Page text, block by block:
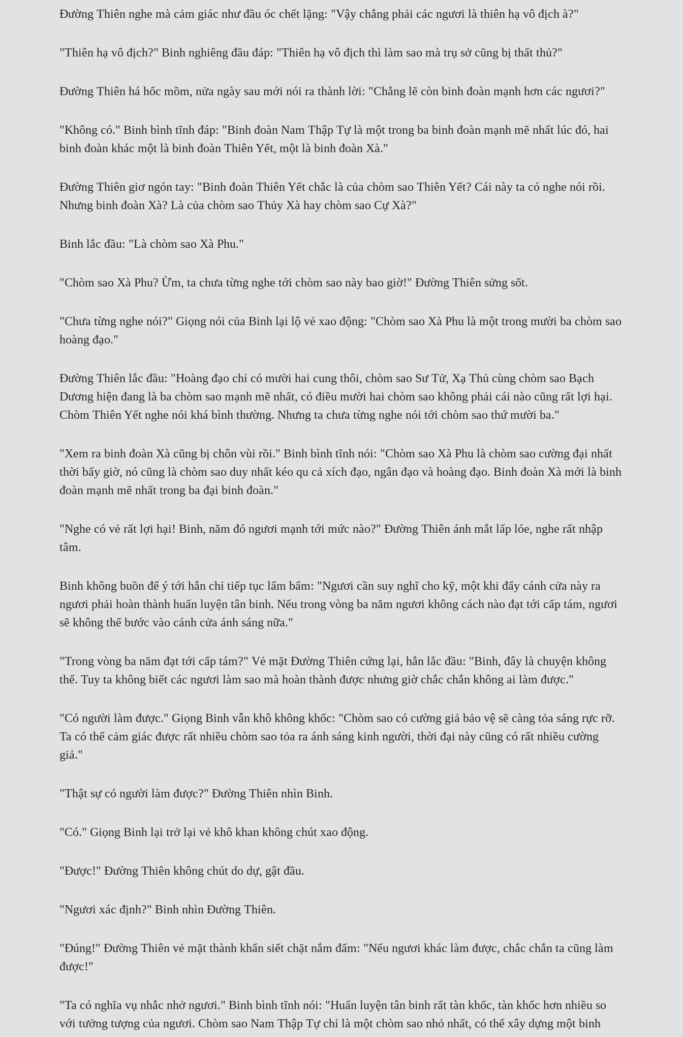
Đường Thiên nghe mà cảm giác như đầu óc chết lặng: "Vậy chẳng phải các ngươi là thiên hạ vô địch à?"
"Thiên hạ vô địch?" Binh nghiêng đầu đáp: "Thiên hạ vô địch thì làm sao mà trụ sở cũng bị thất thủ?"
Đường Thiên há hốc mồm, nửa ngày sau mới nói ra thành lời: "Chẳng lẽ còn binh đoàn mạnh hơn các ngươi?"
"Không có." Binh bình tĩnh đáp: "Binh đoàn Nam Thập Tự là một trong ba binh đoàn mạnh mẽ nhất lúc đó, hai
binh đoàn khác một là binh đoàn Thiên Yết, một là binh đoàn Xà."
Đường Thiên giơ ngón tay: "Binh đoàn Thiên Yết chắc là của chòm sao Thiên Yết? Cái này ta có nghe nói rồi.
Nhưng binh đoàn Xà? Là của chòm sao Thủy Xà hay chòm sao Cự Xà?"
Binh lắc đầu: "Là chòm sao Xà Phu."
"Chòm sao Xà Phu? Ừm, ta chưa từng nghe tới chòm sao này bao giờ!" Đường Thiên sửng sốt.
"Chưa từng nghe nói?" Giọng nói của Binh lại lộ vẻ xao động: "Chòm sao Xà Phu là một trong mười ba chòm sao
hoàng đạo."
Đường Thiên lắc đầu: "Hoàng đạo chỉ có mười hai cung thôi, chòm sao Sư Tử, Xạ Thủ cùng chòm sao Bạch
Dương hiện đang là ba chòm sao mạnh mẽ nhất, có điều mười hai chòm sao không phải cái nào cũng rất lợi hại.
Chòm Thiên Yết nghe nói khá bình thường. Nhưng ta chưa từng nghe nói tới chòm sao thứ mười ba."
"Xem ra binh đoàn Xà cũng bị chôn vùi rồi." Binh bình tĩnh nói: "Chòm sao Xà Phu là chòm sao cường đại nhất
thời bấy giờ, nó cũng là chòm sao duy nhất kéo qu cả xích đạo, ngân đạo và hoàng đạo. Binh đoàn Xà mới là binh
đoàn mạnh mẽ nhất trong ba đại binh đoàn."
"Nghe có vẻ rất lợi hại! Binh, năm đó ngươi mạnh tới mức nào?" Đường Thiên ánh mắt lấp lóe, nghe rất nhập
tâm.
Binh không buồn để ý tới hắn chỉ tiếp tục lẩm bẩm: "Ngươi cần suy nghĩ cho kỹ, một khi đẩy cánh cửa này ra
ngươi phải hoàn thành huấn luyện tân binh. Nếu trong vòng ba năm ngươi không cách nào đạt tới cấp tám, ngươi
sẽ không thể bước vào cánh cửa ánh sáng nữa."
"Trong vòng ba năm đạt tới cấp tám?" Vẻ mặt Đường Thiên cứng lại, hắn lắc đầu: "Binh, đây là chuyện không
thể. Tuy ta không biết các ngươi làm sao mà hoàn thành được nhưng giờ chắc chắn không ai làm được."
"Có người làm được." Giọng Binh vẫn khô không khốc: "Chòm sao có cường giả bảo vệ sẽ càng tỏa sáng rực rỡ.
Ta có thể cảm giác được rất nhiều chòm sao tỏa ra ánh sáng kinh người, thời đại này cũng có rất nhiều cường
giả."
"Thật sự có người làm được?" Đường Thiên nhìn Binh.
"Có." Giọng Binh lại trở lại vẻ khô khan không chút xao động.
"Được!" Đường Thiên không chút do dự, gật đầu.
"Ngươi xác định?" Binh nhìn Đường Thiên.
"Đúng!" Đường Thiên vẻ mặt thành khẩn siết chặt nắm đấm: "Nếu ngươi khác làm được, chắc chắn ta cũng làm
được!"
"Ta có nghĩa vụ nhắc nhở ngươi." Binh bình tĩnh nói: "Huấn luyện tân binh rất tàn khốc, tàn khốc hơn nhiều so
với tưởng tượng của ngươi. Chòm sao Nam Thập Tự chỉ là một chòm sao nhỏ nhất, có thể xây dựng một binh